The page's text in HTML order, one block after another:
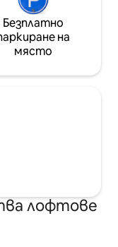
Безплатно
на
място
лофтове